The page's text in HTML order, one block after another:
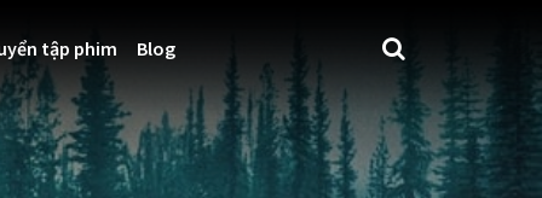
tập phim Blog